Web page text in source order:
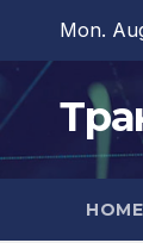
content
Mon.
HOME